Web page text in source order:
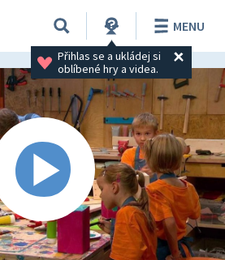
Přihlas se a ukládej si
oblíbené hry a videa.
MENU